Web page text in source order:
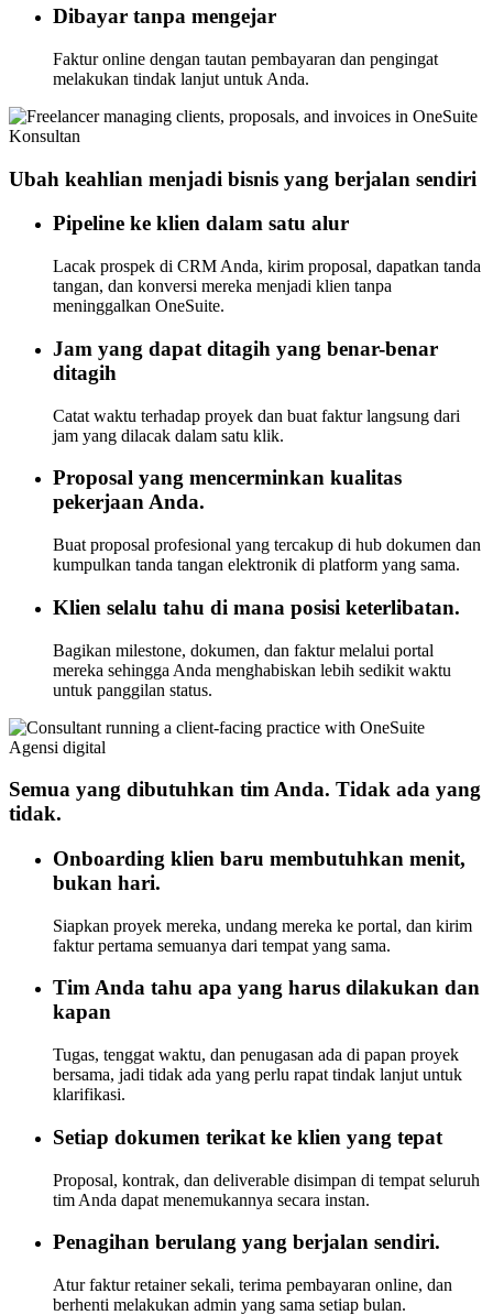
Dibayar tanpa mengejar
Faktur online dengan tautan pembayaran dan pengingat
melakukan tindak lanjut untuk Anda.
Konsultan
Ubah keahlian menjadi bisnis yang berjalan sendiri
Pipeline ke klien dalam satu alur
Lacak prospek di CRM Anda, kirim proposal, dapatkan tanda
tangan, dan konversi mereka menjadi klien tanpa
meninggalkan OneSuite.
Jam yang dapat ditagih yang benar-benar
ditagih
Catat waktu terhadap proyek dan buat faktur langsung dari
jam yang dilacak dalam satu klik.
Proposal yang mencerminkan kualitas
pekerjaan Anda.
Buat proposal profesional yang tercakup di hub dokumen dan
kumpulkan tanda tangan elektronik di platform yang sama.
Klien selalu tahu di mana posisi keterlibatan.
Bagikan milestone, dokumen, dan faktur melalui portal
mereka sehingga Anda menghabiskan lebih sedikit waktu
untuk panggilan status.
Agensi digital
Semua yang dibutuhkan tim Anda. Tidak ada yang
tidak.
Onboarding klien baru membutuhkan menit,
bukan hari.
Siapkan proyek mereka, undang mereka ke portal, dan kirim
faktur pertama semuanya dari tempat yang sama.
Tim Anda tahu apa yang harus dilakukan dan
kapan
Tugas, tenggat waktu, dan penugasan ada di papan proyek
bersama, jadi tidak ada yang perlu rapat tindak lanjut untuk
klarifikasi.
Setiap dokumen terikat ke klien yang tepat
Proposal, kontrak, dan deliverable disimpan di tempat seluruh
tim Anda dapat menemukannya secara instan.
Penagihan berulang yang berjalan sendiri.
Atur faktur retainer sekali, terima pembayaran online, dan
berhenti melakukan admin yang sama setiap bulan.